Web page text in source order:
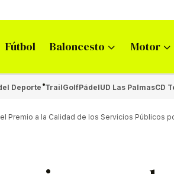
Fútbol Baloncesto Motor
Deporte TrailGolfPádelUD Las PalmasCD
Premio a la Calidad de los Servicios